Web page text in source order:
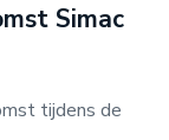
Simac
tijdens de